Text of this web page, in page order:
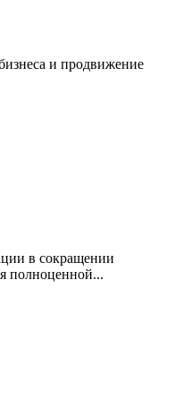
и продвижение
в сокращении
полноценной...